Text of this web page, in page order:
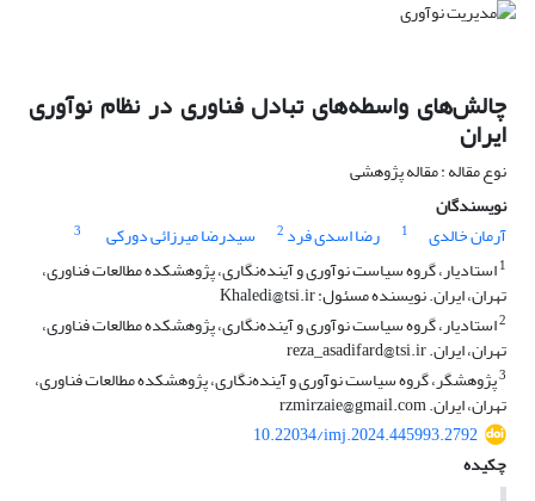
چالش‌های واسطه‌های تبادل فناوری در نظام نوآوری
ایران
نوع مقاله : مقاله پژوهشی
نویسندگان
آرمان خالدی
1 رضا اسدی فرد 2 سیدرضا میرزائی دورکی
3
1استادیار، گروه سیاست نوآوری و آینده‌نگاری، پژوهشکده مطالعات فناوری،
تهران، ایران. نویسنده مسئول: Khaledi@tsi.ir
2استادیار، گروه سیاست نوآوری و آینده‌نگاری، پژوهشکده مطالعات فناوری،
تهران، ایران. reza_asadifard@tsi.ir
3پژوهشگر، گروه سیاست نوآوری و آینده‌نگاری، پژوهشکده مطالعات فناوری،
تهران، ایران. rzmirzaie@gmail.com
10.22034/imj.2024.445993.2792
چکیده